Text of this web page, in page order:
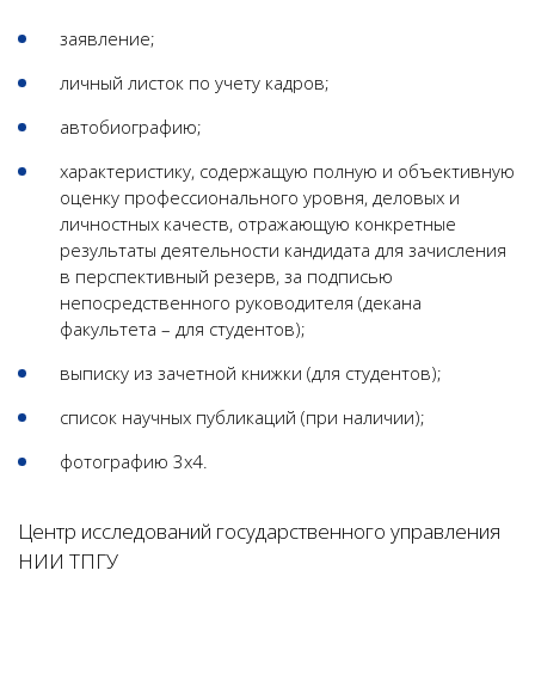
заявление;
личный листок по учету кадров;
автобиографию;
характеристику, содержащую полную и объективную
оценку профессионального уровня, деловых и
личностных качеств, отражающую конкретные
результаты деятельности кандидата для зачисления
в перспективный резерв, за подписью
непосредственного руководителя (декана
факультета – для студентов);
выписку из зачетной книжки (для студентов);
список научных публикаций (при наличии);
фотографию 3х4.
Центр исследований государственного управления
НИИ ТПГУ